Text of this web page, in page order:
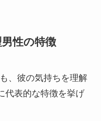
性の特徴
、彼の気持ちを理解
代表的な特徴を挙げ